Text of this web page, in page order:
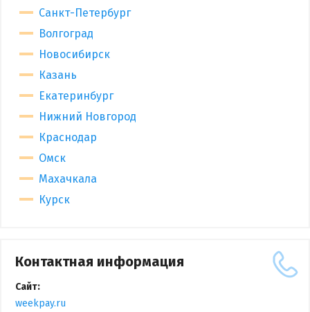
Санкт-Петербург
Волгоград
Новосибирск
Казань
Екатеринбург
Нижний Новгород
Краснодар
Омск
Махачкала
Курск
Контактная информация
Сайт:
weekpay.ru